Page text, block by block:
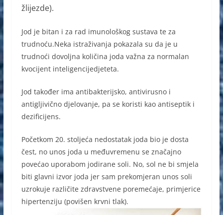
žlijezde).
Jod je bitan i za rad imunološkog sustava te za
trudnoću.Neka istraživanja pokazala su da je u
trudnoći dovoljna količina joda važna za normalan
kvocijent inteligencijedjeteta.
Jod također ima antibakterijsko, antivirusno i
antigljivično djelovanje, pa se koristi kao antiseptik i
dezificijens.
Početkom 20. stoljeća nedostatak joda bio je dosta
čest, no unos joda u međuvremenu se značajno
povećao uporabom jodirane soli. No, sol ne bi smjela
biti glavni izvor joda jer sam prekomjeran unos soli
uzrokuje različite zdravstvene poremećaje, primjerice
hipertenziju (povišen krvni tlak).